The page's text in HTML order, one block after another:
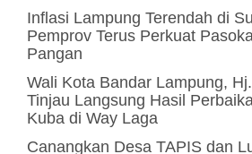
Inflasi Lampung Terendah di
Pemprov Terus Perkuat
Pangan
Wali Kota Bandar Lampung,
Tinjau Langsung Hasil
Kuba di Way Laga
Canangkan Desa TAPIS dan